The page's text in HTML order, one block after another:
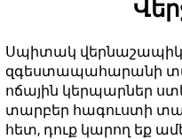
Սպիտակ
զգեստապահարանի
ոճային կերպարներ
տարբեր հագուստի
հետ, դուք կարող եք